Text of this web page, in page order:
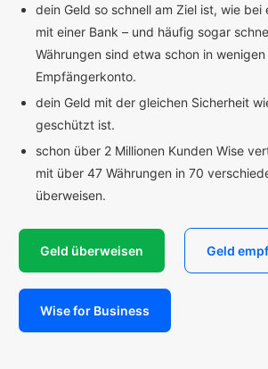
dein Geld so schnell am Ziel ist, wie bei
mit einer Bank – und häufig sogar
Währungen sind etwa schon in
Empfängerkonto.
dein Geld mit der gleichen Sicherheit
geschützt ist.
schon über 2 Millionen Kunden Wise
mit über 47 Währungen in 70
überweisen.
Geld überweisen Geld
Wise for Business